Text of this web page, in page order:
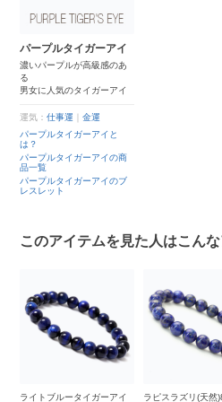
パープルタイガーアイ
濃いパープルが高級感のあ
る
男女に人気のタイガーアイ
運気：仕事運 ｜金運
パープルタイガーアイと
は？
パープルタイガーアイの商
品一覧
パープルタイガーアイのブ
レスレット
このアイテムを見た人はこん
ーアイ ラピスラズリ(天然)8mm シ パープルタ